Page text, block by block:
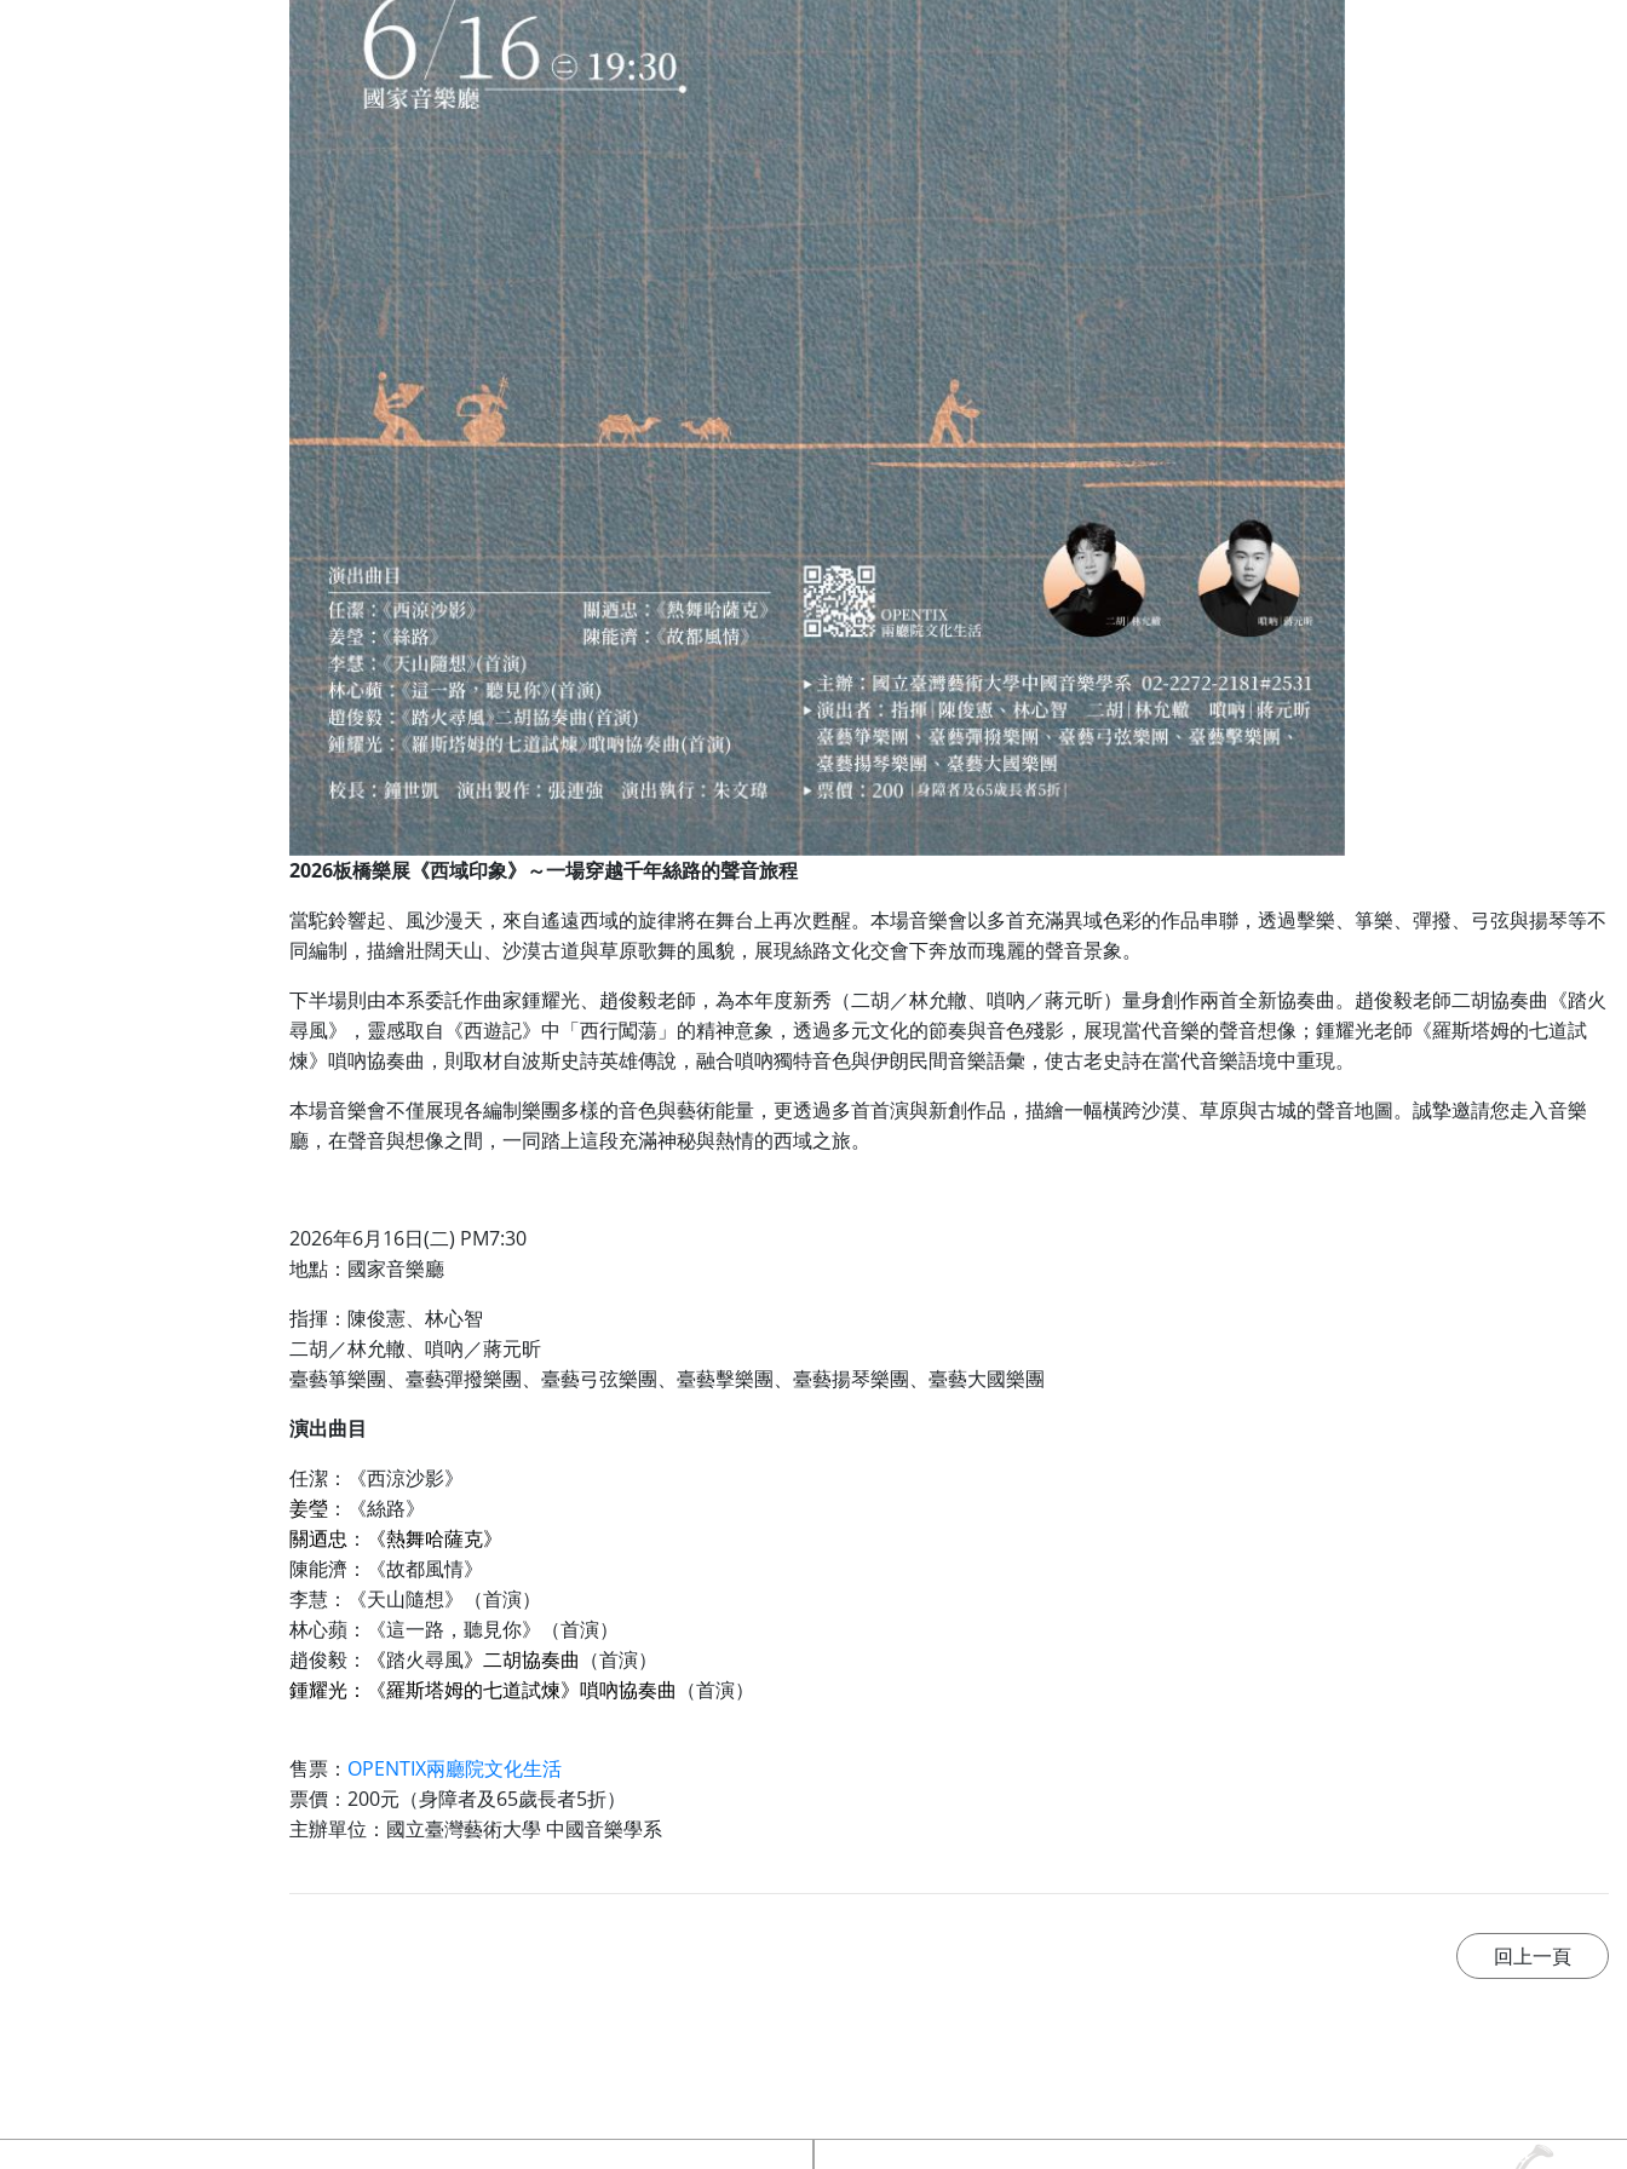
2026板橋樂展《西域印象》～一場穿越千年絲路的聲音旅程
當駝鈴響起、風沙漫天，來自遙遠西域的旋律將在舞台上再次甦醒。本場音樂會以多首充滿異域色彩的作品串聯，透過擊樂、箏樂、彈撥、弓弦與揚琴等不
同編制，描繪壯闊天山、沙漠古道與草原歌舞的風貌，展現絲路文化交會下奔放而瑰麗的聲音景象。
下半場則由本系委託作曲家鍾耀光、趙俊毅老師，為本年度新秀（二胡／林允轍、嗩吶／蔣元昕）量身創作兩首全新協奏曲。趙俊毅老師二胡協奏曲《踏火
尋風》，靈感取自《西遊記》中「西行闖蕩」的精神意象，透過多元文化的節奏與音色殘影，展現當代音樂的聲音想像；鍾耀光老師《羅斯塔姆的七道試
煉》嗩吶協奏曲，則取材自波斯史詩英雄傳說，融合嗩吶獨特音色與伊朗民間音樂語彙，使古老史詩在當代音樂語境中重現。
本場音樂會不僅展現各編制樂團多樣的音色與藝術能量，更透過多首首演與新創作品，描繪一幅橫跨沙漠、草原與古城的聲音地圖。誠摯邀請您走入音樂
廳，在聲音與想像之間，一同踏上這段充滿神秘與熱情的西域之旅。
2026年6月 16日 (二) PM7:30
地點：國家音樂廳
指揮：陳俊憲、林心智
二胡／林允轍、嗩吶／蔣元昕
臺藝箏樂團、臺藝彈撥樂團、臺藝弓弦樂團、臺藝擊樂團、臺藝揚琴樂團、臺藝大國樂團
演出曲目
任潔：《西涼沙影》
姜瑩 ：《絲路》
關迺忠 ： 《熱舞哈薩克》
陳能濟：《故都風情》
李慧：《天山隨想》（首演）
林心蘋：《這一路，聽見你》（首演）
趙俊毅：
《踏火尋風》二胡協奏曲 （首演）
鍾耀光：《羅斯塔姆的七道試煉》嗩吶協奏曲 （首演）
售票： OPENTIX兩廳院文化生活
票價： 200元（身障者及 65歲長者5折）
主辦單位：國立臺灣藝術大學 中國音樂學系